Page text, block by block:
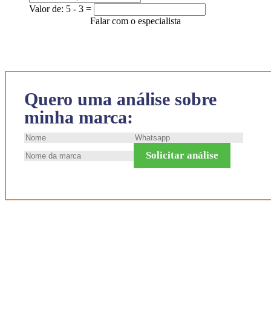
Quero uma análise sobre
minha marca:
Solicitar análise
Valor de: 5 - 3 =
Falar com o especialista